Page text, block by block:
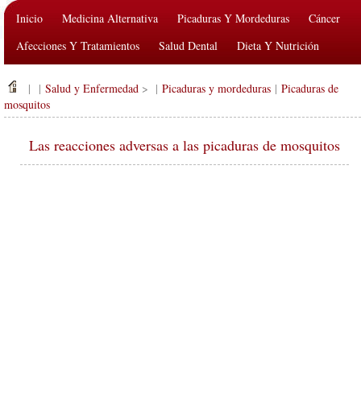
Inicio Medicina Alternativa Picaduras Y Mordeduras
Cáncer
Afecciones Y Tratamientos
Salud Dental
Dieta Y Nutrición
Salud Pública Y Seguridad
Cirugías Y Procedimientos
| | Salud y Enfermedad > | Picaduras y mordeduras | Picaduras de
mosquitos
Las reacciones adversas a las picaduras de mosquitos